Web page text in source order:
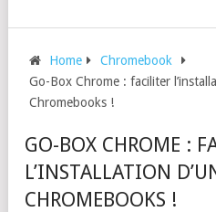
Home
Chromebook
Go-Box Chrome : faciliter
Chromebooks !
GO-BOX CHROME :
L’INSTALLATION
CHROMEBOOKS !